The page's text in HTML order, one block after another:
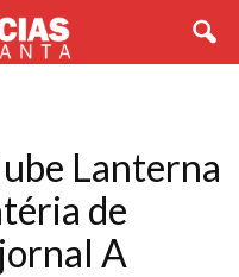
Lanterna
de
A